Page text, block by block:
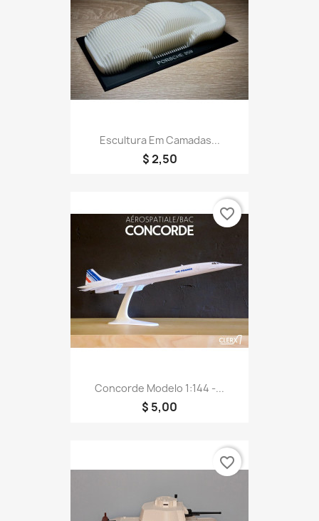
Escultura Em Camadas...
$ 2,50
Concorde Modelo 1:144 -...
$ 5,00
favorite_border
favorite_border